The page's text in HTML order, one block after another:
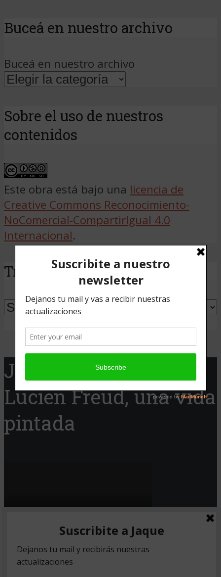
Buceá en nuestro archivo
Buceá en nuestro archivo
Sobre el uso de nuestros
contenidos
Este obra está bajo una licencia de
Creative Commons Reconocimiento-
NoComercial-CompartirIgual 4.0
Internacional.
Traducir
Jaque Cine presenta:
Lucien Freud, una vida
pintada
Copyright © 2026. Created by